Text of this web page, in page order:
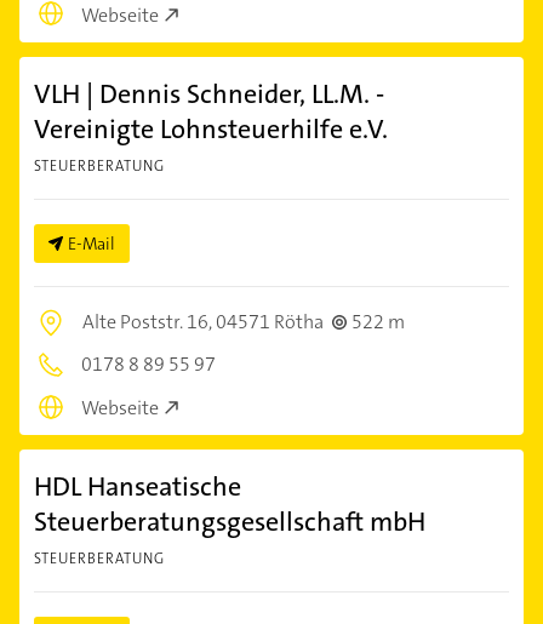
Webseite
VLH | Dennis Schneider, LL.M. -
Vereinigte Lohnsteuerhilfe e.V.
STEUERBERATUNG
E-Mail
Alte Poststr. 16,04571 Rötha
522 m
0178 8 89 55 97
Webseite
HDL Hanseatische
Steuerberatungsgesellschaft mbH
STEUERBERATUNG